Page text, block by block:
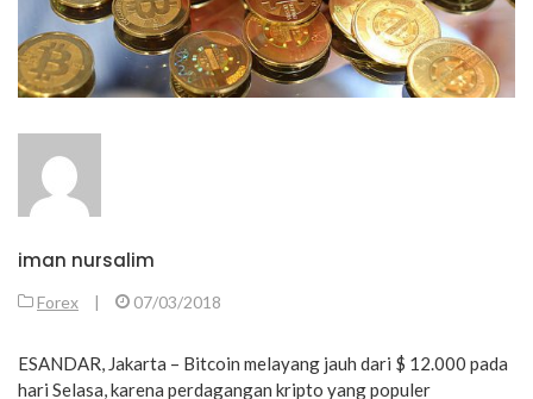
iman nursalim
Forex | 07/03/2018
ESANDAR, Jakarta – Bitcoin melayang jauh dari $ 12.000 pada
hari Selasa, karena perdagangan kripto yang populer